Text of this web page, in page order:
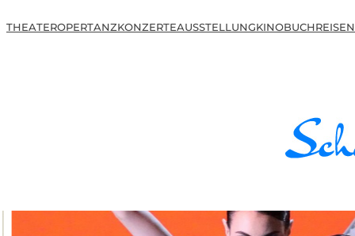
THEATEROPERTANZKONZERTEAUSSTELLUNGKINOBUCHREISEN